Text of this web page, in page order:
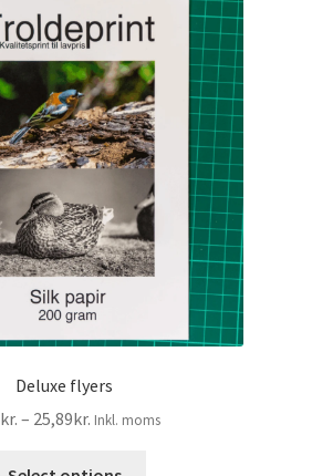
Deluxe flyers
kr. – 25,89kr.Prisinterval:
Inkl. moms